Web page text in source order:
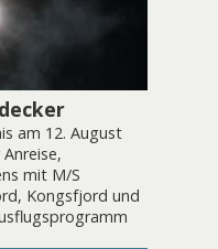
am 12. August
mit M/S
Kongsfjord und